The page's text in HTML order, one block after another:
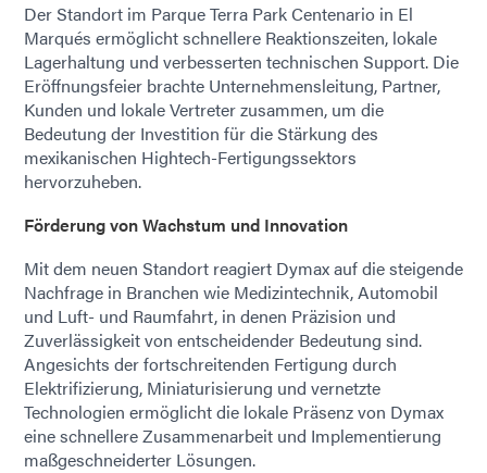
Der Standort im Parque Terra Park Centenario in El
Marqués ermöglicht schnellere Reaktionszeiten, lokale
Lagerhaltung und verbesserten technischen Support. Die
Eröffnungsfeier brachte Unternehmensleitung, Partner,
Kunden und lokale Vertreter zusammen, um die
Bedeutung der Investition für die Stärkung des
mexikanischen Hightech-Fertigungssektors
hervorzuheben.
Förderung von Wachstum und Innovation
Mit dem neuen Standort reagiert Dymax auf die steigende
Nachfrage in Branchen wie Medizintechnik, Automobil
und Luft- und Raumfahrt, in denen Präzision und
Zuverlässigkeit von entscheidender Bedeutung sind.
Angesichts der fortschreitenden Fertigung durch
Elektrifizierung, Miniaturisierung und vernetzte
Technologien ermöglicht die lokale Präsenz von Dymax
eine schnellere Zusammenarbeit und Implementierung
maßgeschneiderter Lösungen.